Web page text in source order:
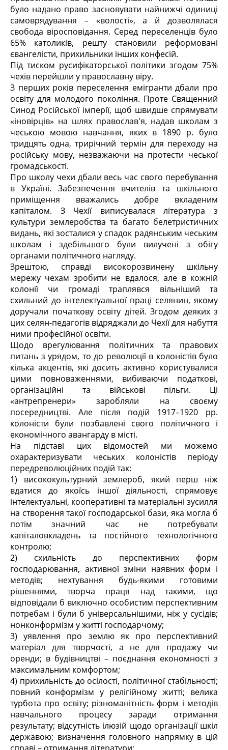
було надано право засновувати найнижчі одиниці
самоврядування – «волості», а й дозволялася
свобода віросповідання. Серед переселенців було
65% католиків, решту становили реформовані
євангелісти, прихильники інших конфесій.
Під тиском русифікаторської політики згодом 75%
чехів перейшли у православну віру.
З перших років переселення емігранти дбали про
освіту для молодого покоління. Проте Священний
Синод Російської імперії, щоб швидше спрямувати
«іновірців» на шлях православ'я, надав школам з
чеською мовою навчання, яких в 1890 р. було
тридцять одна, трирічний термін для переходу на
російську мову, незважаючи на протести чеської
громадськості.
Про школу чехи дбали весь час свого перебування
в Україні. Забезпечення вчителів та шкільного
приміщення вважались добре вкладеним
капіталом. З Чехії виписувалася література з
культури землеробства та багато белетристичних
видань, які зосталися у спадок радянським чеським
школам і здебільшого були вилучені з обігу
органами політичного нагляду.
Зрештою, справді високорозвинену шкільну
мережу чехам зробити не вдалося, але в кожній
колонії чи громаді траплявся вільніший та
схильний до інтелектуальної праці селянин, якому
доручали початкову освіту дітей. Згодом деяких з
цих селян-педагогів відряджали до Чехії для набуття
ними професійної освіти.
Щодо врегулювання політичних та правових
питань з урядом, то до революції в колоністів було
кілька акцентів, які досить активно користувалися
цими повноваженнями, вибиваючи податкові,
організаційні та військові пільги. Ці
«антрепренери» заробляли на своєму
посередництві. Але після подій 1917–1920 рр.
колоністи були позбавлені свого політичного і
економічного авангарду в місті.
На підставі цих відомостей ми можемо
охарактеризувати чеських колоністів періоду
передреволюційних подій так:
1) висококультурний землероб, який перш ніж
вдатися до якоїсь іншої діяльності, спрямовує
інтелектуальні, кооперативні та матеріальні зусилля
на створення такої господарської бази, яка могла б
потім значний час не потребувати
капіталовкладень та постійного технологічного
контролю;
2) схильність до перспективних форм
господарювання, активної зміни наявних форм і
методів; нехтування будь-якими готовими
рішеннями, творча праця над такими, що
відповідали б виключно особистим перспективним
потребам і були б універсальнішими, ніж у сусідів;
нонконформізм у житті господарчому;
3) уявлення про землю як про перспективний
матеріал для творчості, а не для продажу чи
оренди; в будівництві – поєднання економності з
максимальним комфортом;
4) прихильність до осілості, політичної стабільності;
повний конформізм у релігійному житті; велика
турбота про освіту; різноманітність форм і методів
навчального процесу заради отримання
результату; відсутність ілюзій щодо організації шкіл
державою; визначення головного напрямку в цій